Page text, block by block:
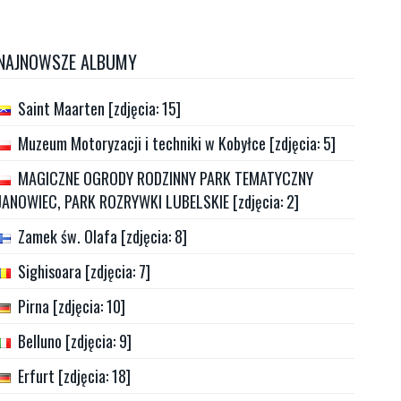
ALBUMY
Saint Maarten [zdjęcia: 15]
Muzeum Motoryzacji i techniki w Kobyłce [zdjęcia: 5]
MAGICZNE OGRODY RODZINNY PARK TEMATYCZNY
PARK ROZRYWKI LUBELSKIE [zdjęcia: 2]
Zamek św. Olafa [zdjęcia: 8]
Sighisoara [zdjęcia: 7]
Pirna [zdjęcia: 10]
Belluno [zdjęcia: 9]
Erfurt [zdjęcia: 18]